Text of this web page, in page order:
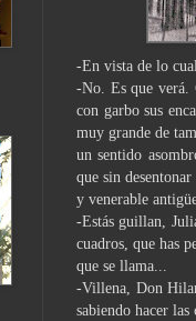
-En vista de lo
-No. Es que verá.
con garbo sus
muy grande de
un sentido
que sin
y venerable
-Estás guillan,
cuadros, que has
que se llama...
-Villena, Don
sabiendo hacer